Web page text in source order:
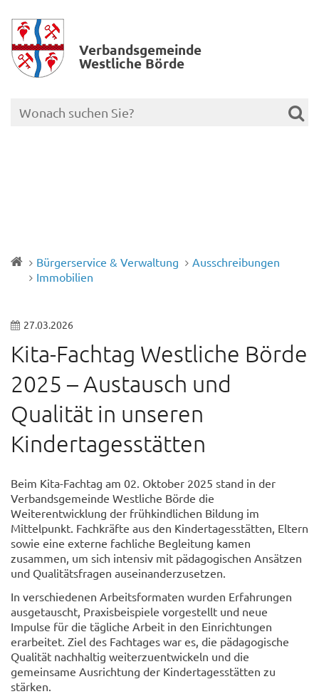
Verbands­gemeinde
Westliche Börde
Bürgerservice & Verwaltung
Ausschreibungen
Immobilien
27.03.2026
Kita-Fachtag Westliche Börde
2025 – Austausch und
Qualität in unseren
Kindertagesstätten
Beim Kita-Fachtag am 02. Oktober 2025 stand in der
Verbandsgemeinde Westliche Börde die
Weiterentwicklung der frühkindlichen Bildung im
Mittelpunkt. Fachkräfte aus den Kindertagesstätten, Eltern
sowie eine externe fachliche Begleitung kamen
zusammen, um sich intensiv mit pädagogischen Ansätzen
und Qualitätsfragen auseinanderzusetzen.
In verschiedenen Arbeitsformaten wurden Erfahrungen
ausgetauscht, Praxisbeispiele vorgestellt und neue
Impulse für die tägliche Arbeit in den Einrichtungen
erarbeitet. Ziel des Fachtages war es, die pädagogische
Qualität nachhaltig weiterzuentwickeln und die
gemeinsame Ausrichtung der Kindertagesstätten zu
stärken.